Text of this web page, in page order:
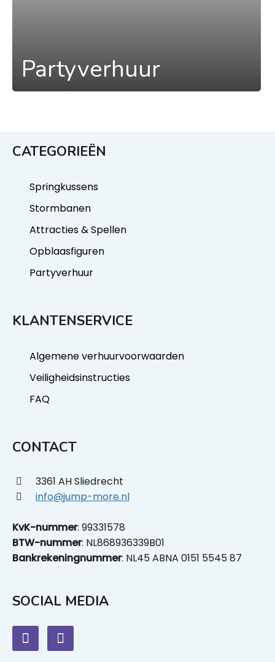
Partyverhuur
CATEGORIEËN
Springkussens
Stormbanen
Attracties & Spellen
Opblaasfiguren
Partyverhuur
KLANTENSERVICE
Algemene verhuurvoorwaarden
Veiligheidsinstructies
FAQ
CONTACT
3361 AH Sliedrecht
info@jump-more.nl
KvK-nummer: 99331578
BTW-nummer: NL868936339B01
Bankrekeningnummer: NL45 ABNA 0151 5545 87
SOCIAL MEDIA